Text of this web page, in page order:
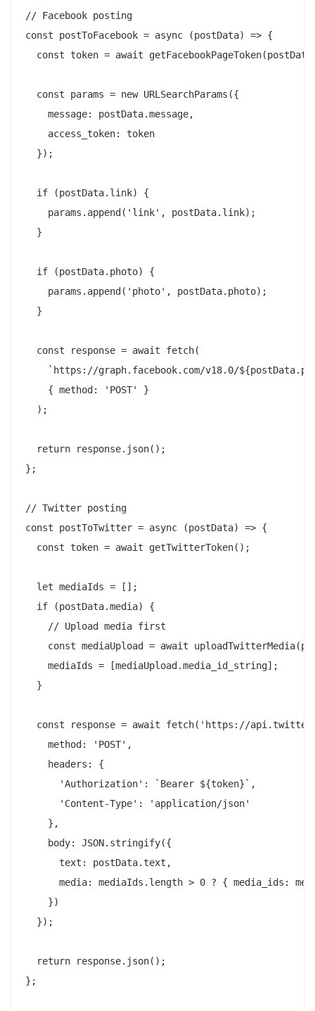
// Facebook posting
const postToFacebook = async (postData) => {
const token = await
  const params = new URLSearchParams({
    message: postData.message,
    access_token: token
  });
  if (postData.link) {
    params.append('link', postData.link);
  }
  if (postData.photo) {
    params.append('photo', postData.photo);
  }
  const response = await fetch(
`https://graph.facebook.com/v18.0/
    { method: 'POST' }
  );
  return response.json();
};
// Twitter posting
const postToTwitter = async (postData) => {
  const token = await getTwitterToken();
  let mediaIds = [];
  if (postData.media) {
    // Upload media first
const mediaUpload = await
    mediaIds = [mediaUpload.media_id_string];
  }
const response = await fetch('https://
    method: 'POST',
    headers: {
      'Authorization': `Bearer ${token}`,
      'Content-Type': 'application/json'
    },
    body: JSON.stringify({
      text: postData.text,
media: mediaIds.length > 0 ? { media_ids:
    })
  });
  return response.json();
};